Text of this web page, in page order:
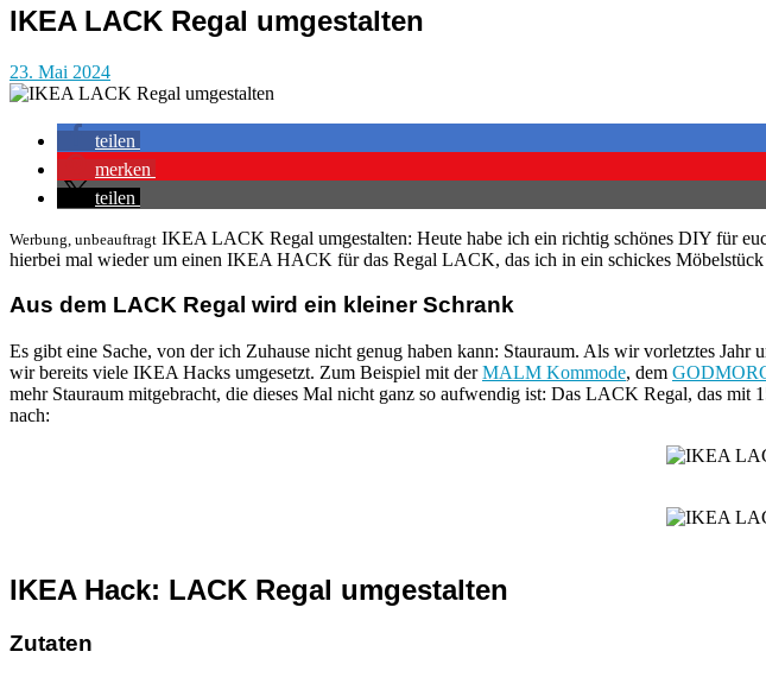
IKEA LACK Regal umgestalten
23. Mai 2024
teilen
merken
teilen
Werbung, unbeauftragt IKEA LACK Regal umgestalten: Heute habe ich ein richtig schönes DIY für
hierbei mal wieder um einen IKEA HACK für das Regal LACK, das ich in ein schickes Möbelstück
Aus dem LACK Regal wird ein kleiner Schrank
Es gibt eine Sache, von der ich Zuhause nicht genug haben kann: Stauraum. Als wir vorletztes
wir bereits viele IKEA Hacks umgesetzt. Zum Beispiel mit derMALM Kommode, dem
mehr Stauraum mitgebracht, die dieses Mal nicht ganz so aufwendig ist: Das LACK Regal, das
nach:
IKEA Hack: LACK Regal umgestalten
Zutaten